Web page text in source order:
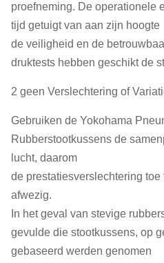
proefneming. De operationele
tijd getuigt van aan zijn hoogte
de veiligheid en de
druktests hebben geschikt de
2 geen Verslechtering of
Gebruiken de Yokohama
Rubberstootkussens de
lucht, daarom
de prestatiesverslechtering
afwezig.
In het geval van stevige
gevulde die stootkussens, op
gebaseerd werden genomen